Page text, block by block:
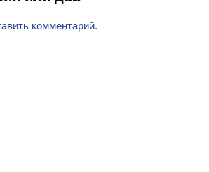
комментарий.